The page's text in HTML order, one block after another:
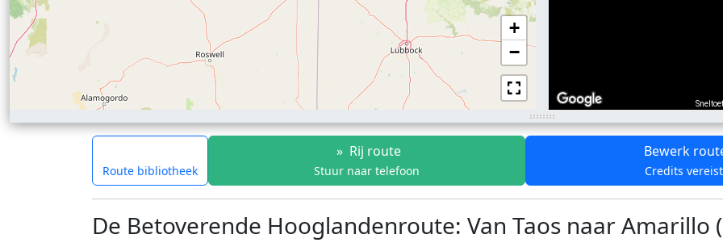
+
−
Route bibliotheek
» Rij route
Stuur naar telefoon
Bewerk
Credits vereist
De Betoverende Hooglandenroute: Van Taos naar Amarillo